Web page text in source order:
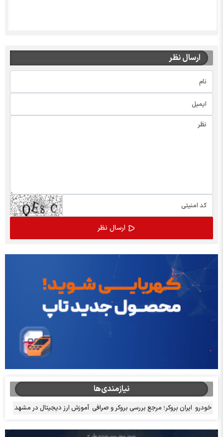
ارسال نظر
نیازمندی‌ها
خودرو ایران بروکر؛ مرجع بررسی بروکر و صرافی آموزش ارز دیجیتال در مشهد